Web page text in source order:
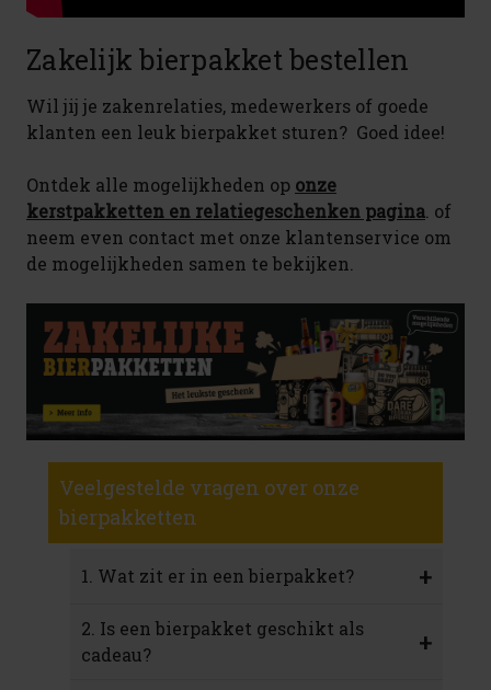
Zakelijk bierpakket bestellen
Wil jij je zakenrelaties, medewerkers of goede
klanten een leuk bierpakket sturen? Goed idee!
Ontdek alle mogelijkheden op onze
kerstpakketten en relatiegeschenken pagina . of
neem even contact met onze klantenservice om
de mogelijkheden samen te bekijken.
Veelgestelde vragen over onze
bierpakketten
1. Wat zit er in een bierpakket? +
2. Is een bierpakket geschikt als
cadeau?
+